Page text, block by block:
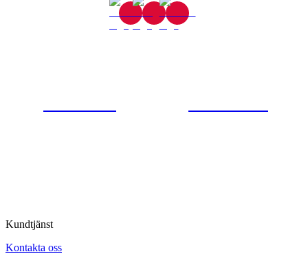
Kundtjänst
Kontakta oss